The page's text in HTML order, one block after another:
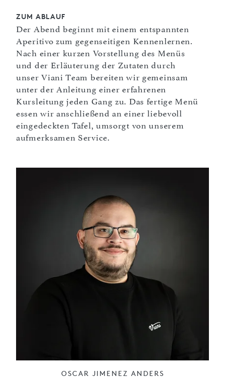
ZUM ABLAUF
Der Abend beginnt mit einem entspannten
Aperitivo zum gegenseitigen Kennenlernen.
Nach einer kurzen Vorstellung des Menüs
und der Erläuterung der Zutaten durch
unser Viani Team bereiten wir gemeinsam
unter der Anleitung einer erfahrenen
Kursleitung jeden Gang zu. Das fertige Menü
essen wir anschließend an einer liebevoll
eingedeckten Tafel, umsorgt von unserem
aufmerksamen Service.
OSCAR JIMENEZ ANDERS